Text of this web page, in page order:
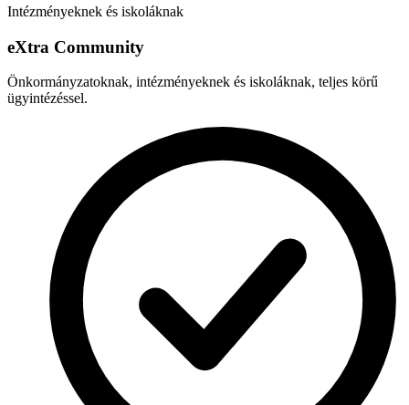
Intézményeknek és iskoláknak
eXtra Community
Önkormányzatoknak, intézményeknek és iskoláknak, teljes körű
ügyintézéssel.